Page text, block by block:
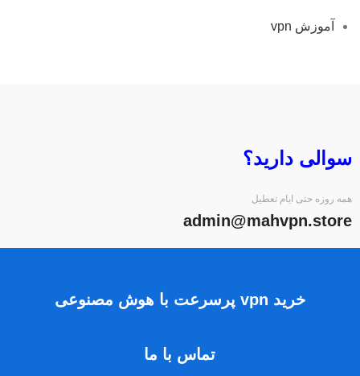
آموزش vpn
سوالی دارید؟
همه روزه حتی ایام تعطیل
admin@mahvpn.store
خرید vpn پرسرعت با هوش مصنوعی
تماس با ما